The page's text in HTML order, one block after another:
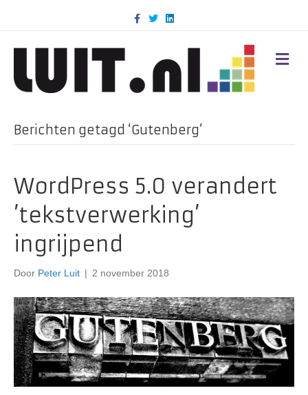
c
k
T
w
i
n
d
M
E
Berichten getagd ‘Gutenberg’
WordPress 5.0 verandert
’tekstverwerking’
ingrijpend
Door Peter Luit | 2 november 2018